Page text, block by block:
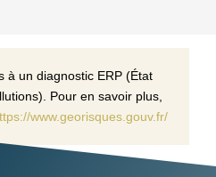
à un diagnostic ERP (État
Pour en savoir plus,
www.georisques.gouv.fr/